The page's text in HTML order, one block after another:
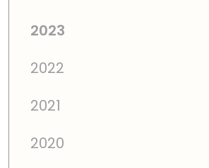
2023
2022
2021
2020